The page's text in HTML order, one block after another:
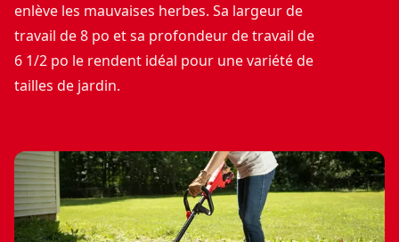
enlève les mauvaises herbes. Sa largeur de
travail de 8 po et sa profondeur de travail de
6 1/2 po le rendent idéal pour une variété de
tailles de jardin.